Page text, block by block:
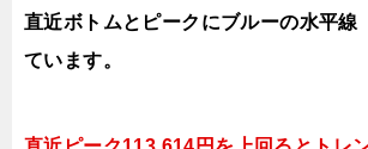
直近ボトムとピークにブルーの水平線
ています。